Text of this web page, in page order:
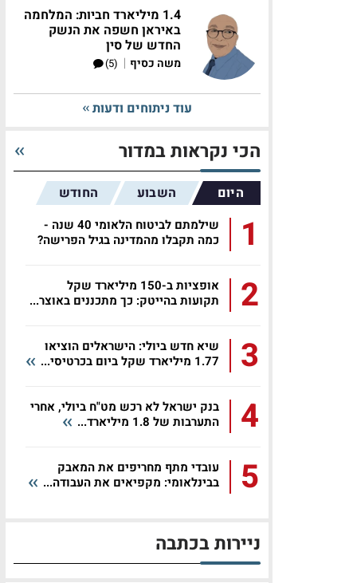
1.4 מיליארד חביות: המלחמה
באיראן חשפה את הנשק
החדש של סין
משה כסיף |
(5)
עוד ניתוחים ודעות
הכי נקראות במדור
היום השבוע החודש
1
שילמתם לביטוח הלאומי 40 שנה -
כמה תקבלו מהמדינה בגיל הפרישה?
2
אופציות ב-150 מיליארד שקל
תקועות בהייטק: כך מתכננים באוצר...
3
שיא חדש ביולי: הישראלים הוציאו
1.77 מיליארד שקל ביום בכרטיסי...
4
בנק ישראל לא רכש מט"ח ביולי, אחרי
התערבות של 1.8 מיליארד...
5
עובדי מתף מחריפים את המאבק
בבינלאומי: מקפיאים את העבודה...
ניירות בכתבה